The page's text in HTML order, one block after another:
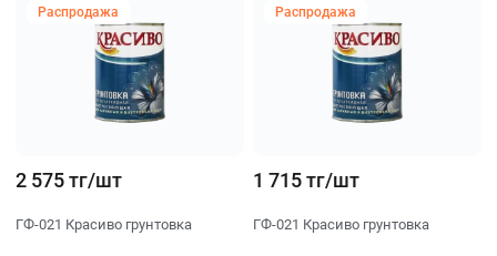
Распродажа
2 575 тг/шт
ГФ-021 Красиво грунтовка
Распродажа
1 715 тг/шт
ГФ-021 Красиво грунтовка